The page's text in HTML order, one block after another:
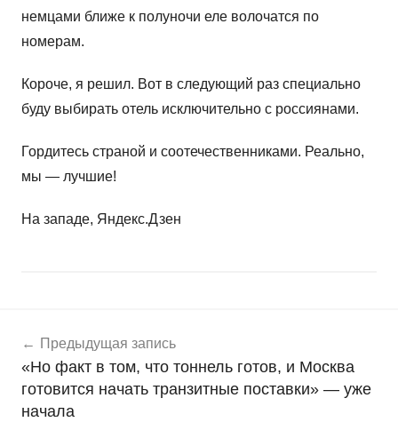
немцами ближе к полуночи еле волочатся по
номерам.
Короче, я решил. Вот в следующий раз специально
буду выбирать отель исключительно с россиянами.
Гордитесь страной и соотечественниками. Реально,
мы — лучшие!
На западе, Яндекс.Дзен
о
в
о
с
по
записям
Предыдущая запись
«Но факт в том, что тоннель готов, и Москва
готовится начать транзитные поставки» — уже
начала